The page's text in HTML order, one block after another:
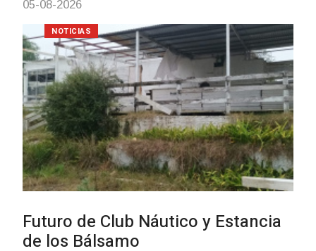
Turismo accesible para personas
mayores